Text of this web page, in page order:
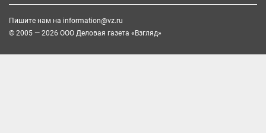
Пишите нам на information@vz.ru
© 2005 — 2026 ООО Деловая газета «Взгляд»